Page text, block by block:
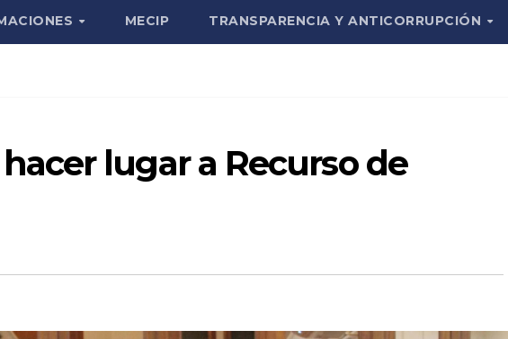
MECIP TRANSPARENCIA Y ANTICORRUPCIÓN
lugar a Recurso de